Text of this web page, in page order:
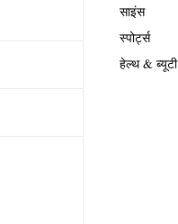
साइंस
स्पोर्ट्स
हेल्थ & ब्यूटी